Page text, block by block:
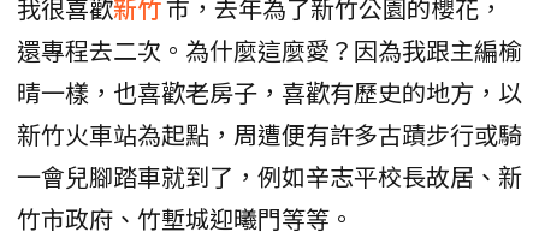
我很喜歡新竹市，去年為了新竹公園的櫻花，
還專程去二次。為什麼這麼愛？因為我跟主編榆
晴一樣，也喜歡老房子，喜歡有歷史的地方，以
新竹火車站為起點，周遭便有許多古蹟步行或騎
一會兒腳踏車就到了，例如辛志平校長故居、新
竹市政府、竹塹城迎曦門等等。